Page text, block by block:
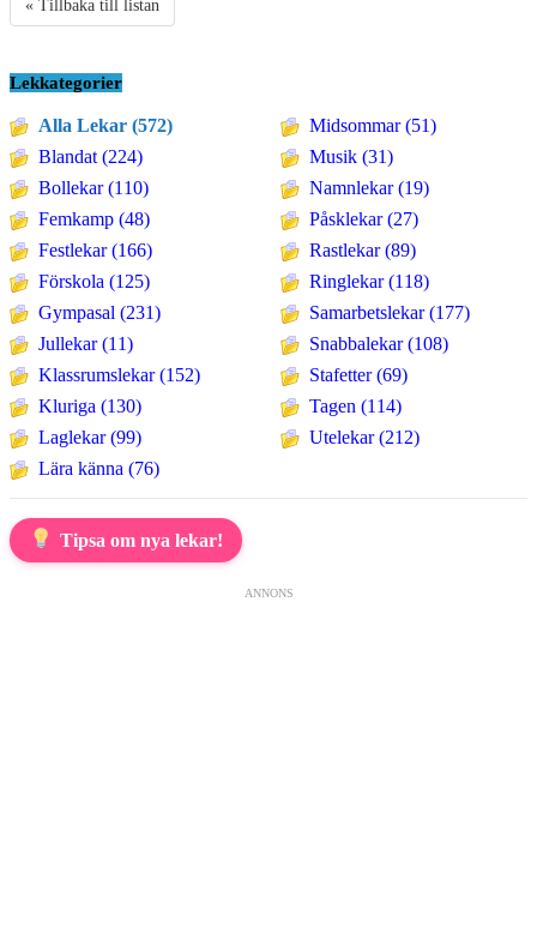
« Tillbaka till listan
Lekkategorier
Alla Lekar (572)
Blandat (224)
Bollekar (110)
Femkamp (48)
Festlekar (166)
Förskola (125)
Gympasal (231)
Jullekar (11)
Klassrumslekar (152)
Kluriga (130)
Laglekar (99)
Lära känna (76)
Midsommar (51)
Musik (31)
Namnlekar (19)
Påsklekar (27)
Rastlekar (89)
Ringlekar (118)
Samarbetslekar (177)
Snabbalekar (108)
Stafetter (69)
Tagen (114)
Utelekar (212)
Tipsa om nya lekar!
ANNONS